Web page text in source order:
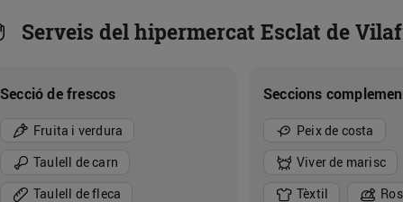
Serveis del hipermercat Esclat de
Secció de frescos
Fruita i verdura
Taulell de carn
Taulell de fleca
Seccions
Peix de costa
Viver de marisc
Tèxtil